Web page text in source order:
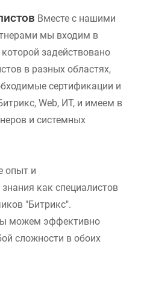
Вместе с нашими
мы входим в
задействовано
в разных областях,
сертификации и
Web, ИТ, и имеем в
и системных
опыт и
как специалистов
"Битрикс".
можем эффективно
сложности в обоих